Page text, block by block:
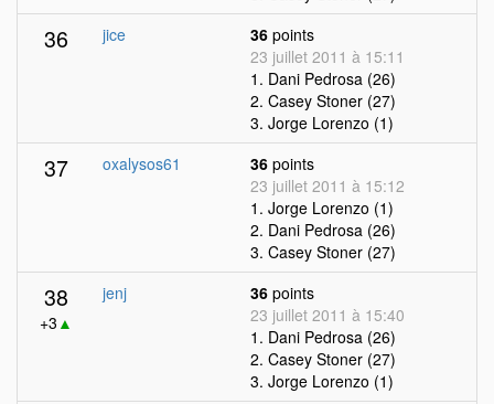
36 jice 36 points
23 juillet 2011 à 15:11
1. Dani Pedrosa (26)
2. Casey Stoner (27)
3. Jorge Lorenzo (1)
37 oxalysos61 36 points
23 juillet 2011 à 15:12
1. Jorge Lorenzo (1)
2. Dani Pedrosa (26)
3. Casey Stoner (27)
38
+3 ▲
jenj 36 points
23 juillet 2011 à 15:40
1. Dani Pedrosa (26)
2. Casey Stoner (27)
3. Jorge Lorenzo (1)